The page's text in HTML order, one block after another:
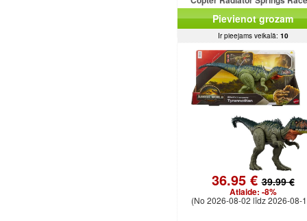
Rescue MATTEL
Pievienot grozam
Ir pieejams veikalā: 10
36.95 €39.99 €
Atlaide: -8%
(No 2026-08-02 līdz 2026-08-